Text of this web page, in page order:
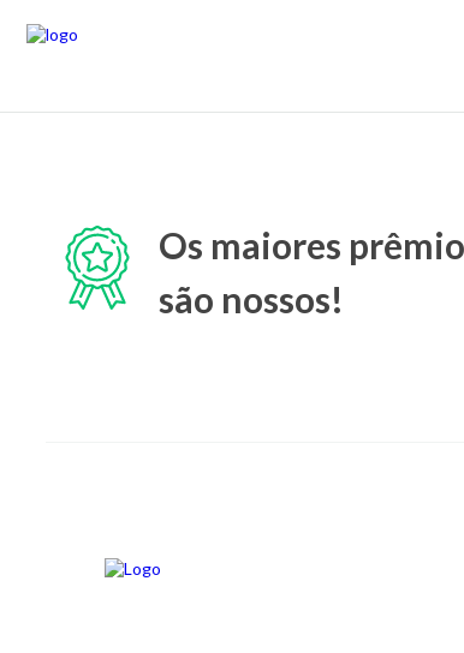
Os maiores
são nossos!